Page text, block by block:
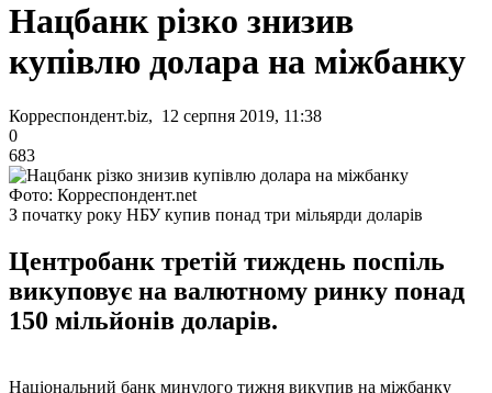
Нацбанк різко знизив
купівлю долара на міжбанку
Корреспондент.biz, 12 серпня 2019, 11:38
0
683
Фото: Корреспондент.net
З початку року НБУ купив понад три мільярди доларів
Центробанк третій тиждень поспіль
викуповує на валютному ринку понад
150 мільйонів доларів.
Національний банк минулого тижня викупив на міжбанку